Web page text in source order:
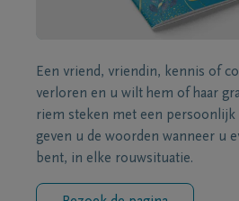
Een vriend, vriendin, kennis of
verloren en u wilt hem of haar
riem steken met een persoonlijk
geven u de woorden wanneer u
bent, in elke rouwsituatie.